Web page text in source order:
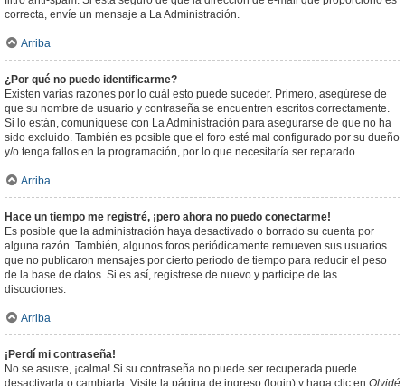
correcta, envíe un mensaje a La Administración.
Arriba
¿Por qué no puedo identificarme?
Existen varias razones por lo cuál esto puede suceder. Primero, asegúrese de
que su nombre de usuario y contraseña se encuentren escritos correctamente.
Si lo están, comuníquese con La Administración para asegurarse de que no ha
sido excluido. También es posible que el foro esté mal configurado por su dueño
y/o tenga fallos en la programación, por lo que necesitaría ser reparado.
Arriba
Hace un tiempo me registré, ¡pero ahora no puedo conectarme!
Es posible que la administración haya desactivado o borrado su cuenta por
alguna razón. También, algunos foros periódicamente remueven sus usuarios
que no publicaron mensajes por cierto periodo de tiempo para reducir el peso
de la base de datos. Si es así, registrese de nuevo y participe de las
discuciones.
Arriba
¡Perdí mi contraseña!
No se asuste, ¡calma! Si su contraseña no puede ser recuperada puede
desactivarla o cambiarla. Visite la página de ingreso (login) y haga clic en Olvidé